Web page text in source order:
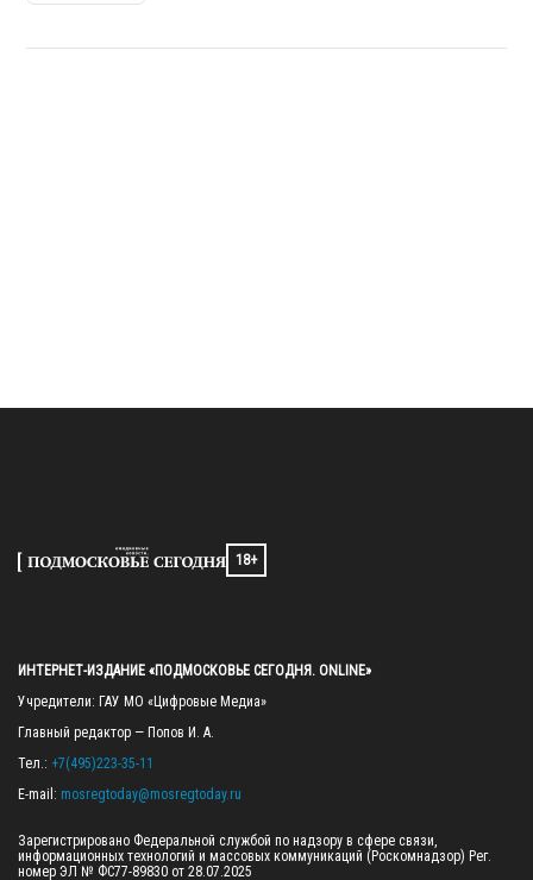
18+
ИНТЕРНЕТ-ИЗДАНИЕ «ПОДМОСКОВЬЕ СЕГОДНЯ. ONLINE»
Учредители: ГАУ МО «Цифровые Медиа»
Главный редактор — Попов И. А.
Тел.: +7(495)223-35-11
E-mail: mosregtoday@mosregtoday.ru
Зарегистрировано Федеральной службой по надзору в сфере связи,
информационных технологий и массовых коммуникаций (Роскомнадзор) Рег.
номер ЭЛ № ФС77-89830 от 28.07.2025